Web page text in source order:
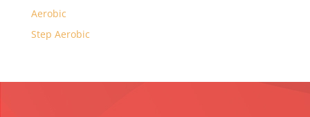
Aerobic
Step Aerobic